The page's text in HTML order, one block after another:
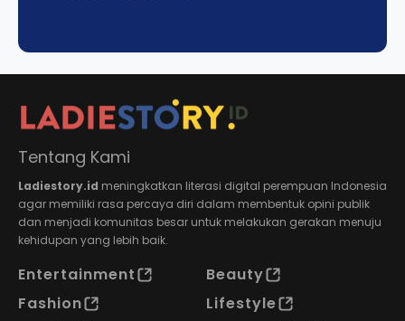
Tentang Kami
Ladiestory.id meningkatkan literasi digital perempuan Indonesia
agar memiliki rasa percaya diri dalam membentuk opini publik
dan menjadi komunitas besar untuk melakukan gerakan menuju
kehidupan yang lebih baik.
Entertainment
Beauty
Fashion
Lifestyle